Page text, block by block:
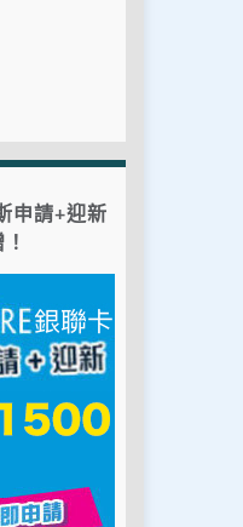
申請+迎新